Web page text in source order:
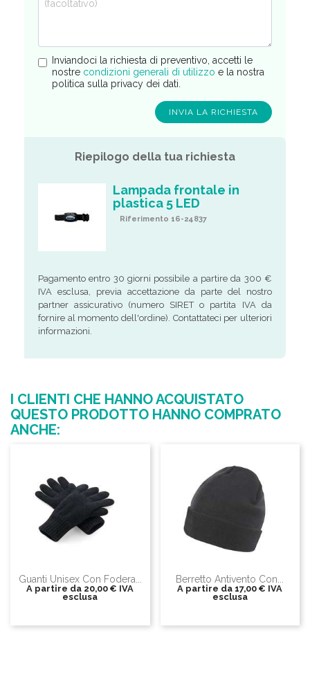
Inviandoci la richiesta di preventivo, accetti le
nostre condizioni generali di utilizzo e la nostra
politica sulla privacy dei dati.
Riepilogo della tua richiesta
Lampada frontale in
plastica 5 LED
Riferimento 16-24837
Pagamento entro 30 giorni possibile a partire da 300 €
IVA esclusa, previa accettazione da parte del nostro
partner assicurativo (numero SIRET o partita IVA da
fornire al momento dell'ordine). Contattateci per ulteriori
informazioni.
I CLIENTI CHE HANNO ACQUISTATO
QUESTO PRODOTTO HANNO COMPRATO
ANCHE:
Guanti Unisex Con Fodera...
A partire da 20,00 € IVA
esclusa
Berretto Antivento Con...
A partire da 17,00 € IVA
esclusa